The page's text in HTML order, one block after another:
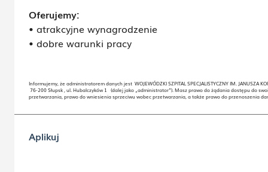
Oferujemy:
• atrakcyjne wynagrodzenie
• dobre warunki pracy
Informujemy, że administratorem danych jest WOJEWÓDZKI SZPITAL SPECJALISTYCZNY IM. JANUSZA
76-200 Słupsk , ul. Hubalczyków 1 (dalej jako „administrator”). Masz prawo do żądania dostępu do
przetwarzania, prawo do wniesienia sprzeciwu wobec przetwarzania, a także prawo do przenoszenia
Aplikuj